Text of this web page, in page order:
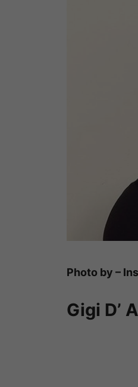
Photo by –
Gigi D’